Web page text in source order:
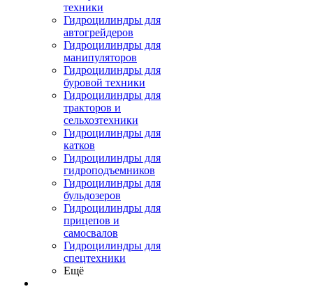
техники
Гидроцилиндры для
автогрейдеров
Гидроцилиндры для
манипуляторов
Гидроцилиндры для
буровой техники
Гидроцилиндры для
тракторов и
сельхозтехники
Гидроцилиндры для
катков
Гидроцилиндры для
гидроподъемников
Гидроцилиндры для
бульдозеров
Гидроцилиндры для
прицепов и
самосвалов
Гидроцилиндры для
спецтехники
Ещё